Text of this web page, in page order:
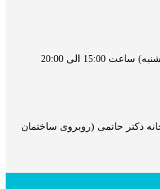
الی 20:00
دکتر حاتمی (روبروی ساختمان